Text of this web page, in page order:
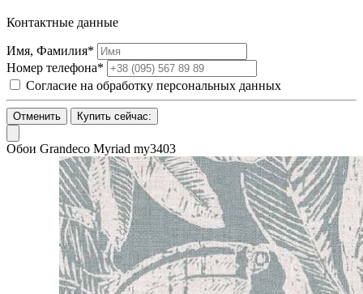
Контактные данные
Имя, Фамилия*
Номер телефона*
Согласие на обработку персональных данных
Отменить Купить сейчас:
Обои Grandeco Myriad my3403